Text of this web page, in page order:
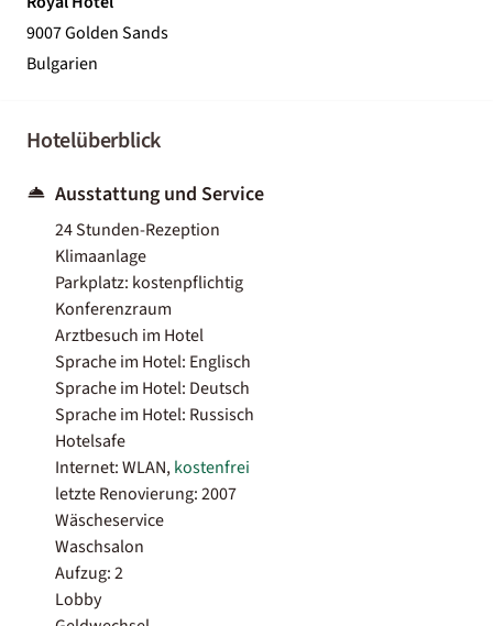
9007 Golden Sands
Bulgarien
Hotelüberblick
Ausstattung und Service
24 Stunden-Rezeption
Klimaanlage
Parkplatz: kostenpflichtig
Konferenzraum
Arztbesuch im Hotel
Sprache im Hotel: Englisch
Sprache im Hotel: Deutsch
Sprache im Hotel: Russisch
Hotelsafe
Internet: WLAN,kostenfrei
letzte Renovierung: 2007
Wäscheservice
Waschsalon
Aufzug: 2
Lobby